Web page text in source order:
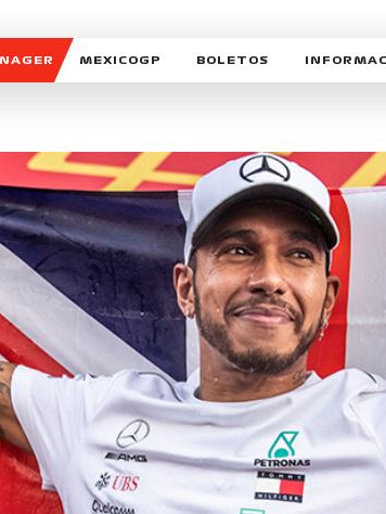
MEXICOGP
SOSTENIBILIDAD
CELEBRA CON NOSOTROS
BOLETOS
DERECHO
LEGALES